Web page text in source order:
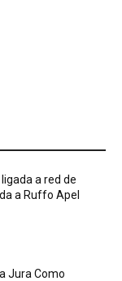
a red de
a Ruffo Apel
Jura Como